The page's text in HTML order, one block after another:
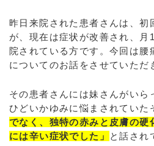
昨日来院された患者さんは、初
が、現在は症状が改善され、月
院されている方です。今回は腰
についてのお話をさせていただ
その患者さんには妹さんがいら
ひどいかゆみに悩まされていた
でなく、独特の赤みと皮膚の硬
には辛い症状でした」
と話され